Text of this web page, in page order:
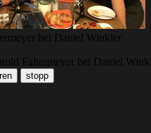
bei Daniel Winkler
Faltermeyer bei Daniel
stopp